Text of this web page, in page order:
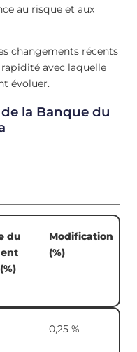
au risque et aux
changements récents
avec laquelle
évoluer.
la Banque du
du
Modification
(%)
(%)
0,25 %